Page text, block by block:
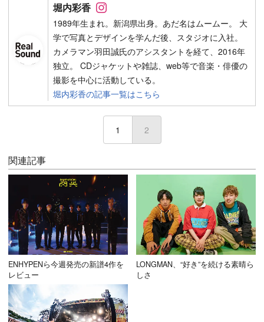
堀内彩香
1989年生まれ。新潟県出身。あだ名はムームー。 大
学で写真とデザインを学んだ後、スタジオに入社。
カメラマン羽田誠氏のアシスタントを経て、2016年
独立。 CDジャケットや雑誌、web等で音楽・俳優の
撮影を中心に活動している。
堀内彩香の記事一覧はこちら
1 2
関連記事
ENHYPENら今週発売の新譜4作を
レビュー
LONGMAN、“好き”を続ける素晴ら
しさ